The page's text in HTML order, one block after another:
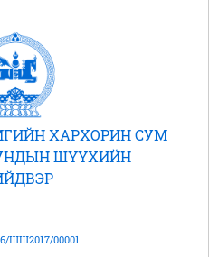
ХАРХОРИН СУМ
ШҮҮХИЙН
ШШ2017/00001